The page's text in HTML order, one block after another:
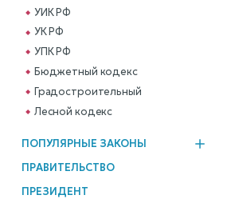
УИК РФ
УК РФ
УПК РФ
Бюджетный кодекс
Градостроительный
Лесной кодекс
ПОПУЛЯРНЫЕ ЗАКОНЫ
ПРАВИТЕЛЬСТВО
ПРЕЗИДЕНТ